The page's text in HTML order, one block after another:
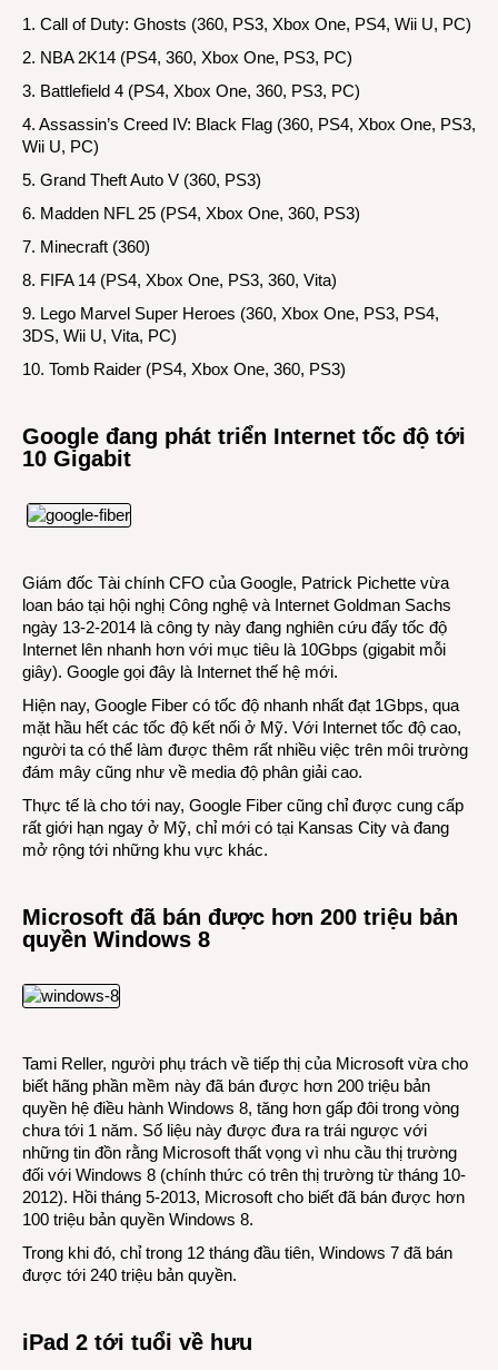
1. Call of Duty: Ghosts (360, PS3, Xbox One, PS4, Wii U, PC)
2. NBA 2K14 (PS4, 360, Xbox One, PS3, PC)
3. Battlefield 4 (PS4, Xbox One, 360, PS3, PC)
4. Assassin’s Creed IV: Black Flag (360, PS4, Xbox One, PS3,
Wii U, PC)
5. Grand Theft Auto V (360, PS3)
6. Madden NFL 25 (PS4, Xbox One, 360, PS3)
7. Minecraft (360)
8. FIFA 14 (PS4, Xbox One, PS3, 360, Vita)
9. Lego Marvel Super Heroes (360, Xbox One, PS3, PS4,
3DS, Wii U, Vita, PC)
10. Tomb Raider (PS4, Xbox One, 360, PS3)
Google đang phát triển Internet tốc độ tới
10 Gigabit
Giám đốc Tài chính CFO của Google, Patrick Pichette vừa
loan báo tại hội nghị Công nghệ và Internet Goldman Sachs
ngày 13-2-2014 là công ty này đang nghiên cứu đẩy tốc độ
Internet lên nhanh hơn với mục tiêu là 10Gbps (gigabit mỗi
giây). Google gọi đây là Internet thế hệ mới.
Hiện nay, Google Fiber có tốc độ nhanh nhất đạt 1Gbps, qua
mặt hầu hết các tốc độ kết nối ở Mỹ. Với Internet tốc độ cao,
người ta có thể làm được thêm rất nhiều việc trên môi trường
đám mây cũng như về media độ phân giải cao.
Thực tế là cho tới nay, Google Fiber cũng chỉ được cung cấp
rất giới hạn ngay ở Mỹ, chỉ mới có tại Kansas City và đang
mở rộng tới những khu vực khác.
Microsoft đã bán được hơn 200 triệu bản
quyền Windows 8
Tami Reller, người phụ trách về tiếp thị của Microsoft vừa cho
biết hãng phần mềm này đã bán được hơn 200 triệu bản
quyền hệ điều hành Windows 8, tăng hơn gấp đôi trong vòng
chưa tới 1 năm. Số liệu này được đưa ra trái ngược với
những tin đồn rằng Microsoft thất vọng vì nhu cầu thị trường
đối với Windows 8 (chính thức có trên thị trường từ tháng 10-
2012). Hồi tháng 5-2013, Microsoft cho biết đã bán được hơn
100 triệu bản quyền Windows 8.
Trong khi đó, chỉ trong 12 tháng đầu tiên, Windows 7 đã bán
được tới 240 triệu bản quyền.
iPad 2 tới tuổi về hưu